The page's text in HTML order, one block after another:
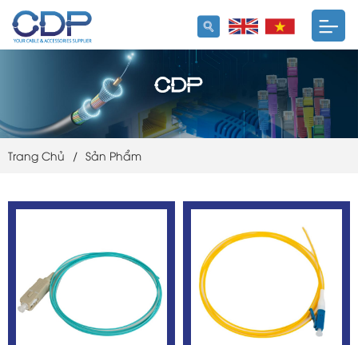
Trang Chủ / Sản Phẩm